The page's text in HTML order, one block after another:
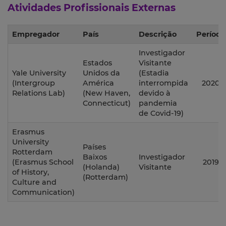
Atividades Profissionais Externas
Empregador País Descrição Período
Yale University
(Intergroup
Relations Lab)
Estados
Unidos da
América
(New Haven,
Connecticut)
Investigador
Visitante
(Estadia
interrompida
devido à
pandemia
de Covid-19)
2020
Erasmus
University
Rotterdam
(Erasmus School
of History,
Culture and
Communication)
Países
Baixos
(Holanda)
(Rotterdam)
Investigador
Visitante
2019